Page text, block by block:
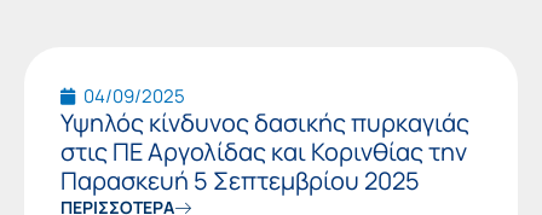
04/09/2025
Υψηλός κίνδυνος δασικής πυρκαγιάς
στις ΠΕ Αργολίδας και Κορινθίας την
Παρασκευή 5 Σεπτεμβρίου 2025
ΠΕΡΙΣΣΟΤΕΡΑ